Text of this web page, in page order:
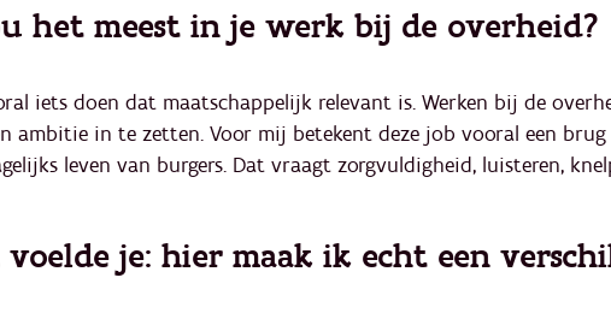
het meest in je werk bij de overheid?
iets doen dat maatschappelijk relevant is. Werken bij de
ambitie in te zetten. Voor mij betekent deze job vooral een brug
leven van burgers. Dat vraagt zorgvuldigheid, luisteren,
je: hier maak ik echt een